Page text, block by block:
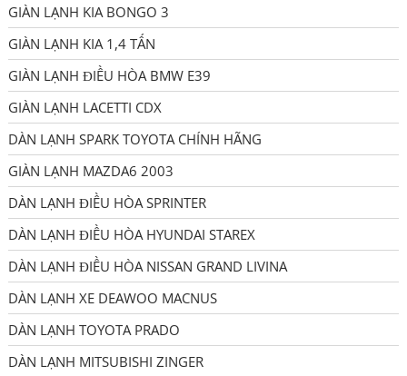
GIÀN LẠNH KIA BONGO 3
GIÀN LẠNH KIA 1,4 TẤN
GIÀN LẠNH ĐIỀU HÒA BMW E39
GIÀN LẠNH LACETTI CDX
DÀN LẠNH SPARK TOYOTA CHÍNH HÃNG
GIÀN LẠNH MAZDA6 2003
DÀN LẠNH ĐIỀU HÒA SPRINTER
DÀN LẠNH ĐIỀU HÒA HYUNDAI STAREX
DÀN LẠNH ĐIỀU HÒA NISSAN GRAND LIVINA
DÀN LẠNH XE DEAWOO MACNUS
DÀN LẠNH TOYOTA PRADO
DÀN LẠNH MITSUBISHI ZINGER